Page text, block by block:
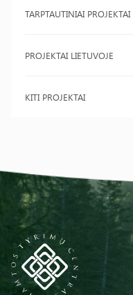
TARPTAUTINIAI PROJEKTAI
PROJEKTAI LIETUVOJE
KITI PROJEKTAI